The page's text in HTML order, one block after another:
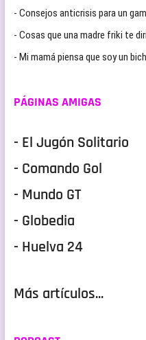
- Consejos anticrisis para un
- Cosas que una madre friki te
- Mi mamá piensa que soy un
PÁGINAS AMIGAS
- El Jugón Solitario
- Comando Gol
- Mundo GT
- Globedia
- Huelva 24
Más artículos...